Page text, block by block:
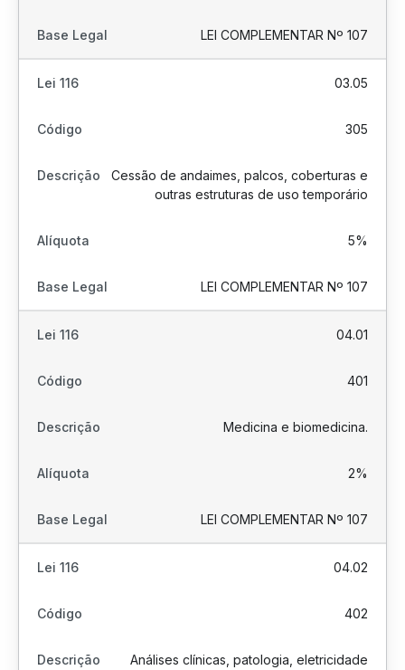
LEI COMPLEMENTAR Nº 107
03.05
305
Cessão de andaimes, palcos, coberturas e
outras estruturas de uso temporário
5%
LEI COMPLEMENTAR Nº 107
04.01
401
Medicina e biomedicina.
2%
LEI COMPLEMENTAR Nº 107
04.02
402
Análises clínicas, patologia, eletricidade